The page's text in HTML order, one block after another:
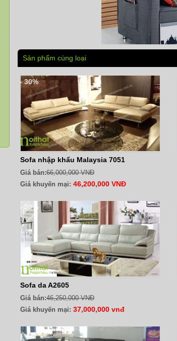
Sản phẩm cùng loại
- 30%
Sofa nhập khẩu Malaysia 7051
Giá bán:66,000,000 VNĐ
Giá khuyến mại: 46,200,000 VNĐ
- 20%
Sofa da A2605
Giá bán:46,250,000 VNĐ
Giá khuyến mại: 37,000,000 vnđ